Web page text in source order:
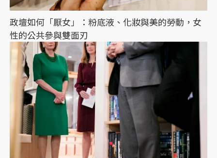
政壇如何「厭女」：粉底液、化妝與美的勞動，女
性的公共參與雙面刃